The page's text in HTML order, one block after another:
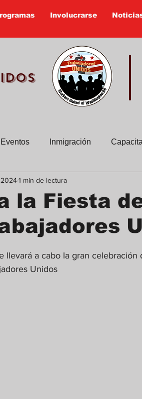
Involucrarse
Eventos Inmigración
Boletines viejos
la Fiesta
1 min de lectura
llevará a cabo la gran
Unidos